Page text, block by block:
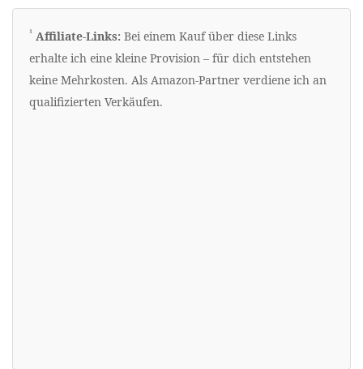
Erklärung zu Werbelinks
¹ Affiliate-Links: Bei einem Kauf über diese Links
erhalte ich eine kleine Provision – für dich entstehen
keine Mehrkosten. Als Amazon-Partner verdiene ich an
qualifizierten Verkäufen.